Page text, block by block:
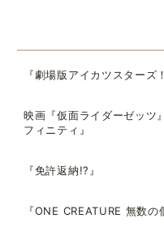
『劇場版アイカツスター
映画『仮面ライダーゼッツ
フィニティ』
『免許返納!?』
『ONE CREATURE 無数